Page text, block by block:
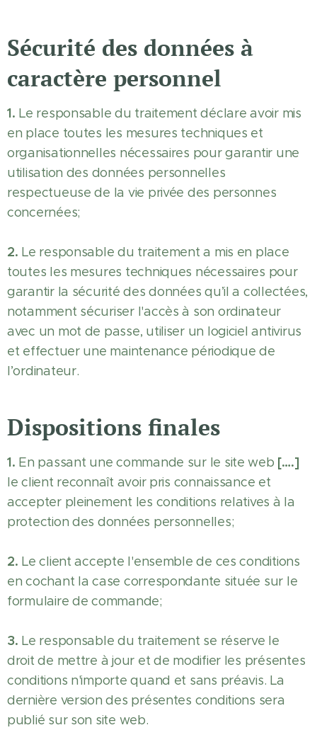
Sécurité des données à
caractère personnel
1. Le responsable du traitement déclare avoir mis
en place toutes les mesures techniques et
organisationnelles nécessaires pour garantir une
utilisation des données personnelles
respectueuse de la vie privée des personnes
concernées;
2. Le responsable du traitement a mis en place
toutes les mesures techniques nécessaires pour
garantir la sécurité des données qu’il a collectées,
notamment sécuriser l'accès à son ordinateur
avec un mot de passe, utiliser un logiciel antivirus
et effectuer une maintenance périodique de
l’ordinateur.
Dispositions finales
1. En passant une commande sur le site web [….]
le client reconnaît avoir pris connaissance et
accepter pleinement les conditions relatives à la
protection des données personnelles;
2. Le client accepte l'ensemble de ces conditions
en cochant la case correspondante située sur le
formulaire de commande;
3. Le responsable du traitement se réserve le
droit de mettre à jour et de modifier les présentes
conditions n'importe quand et sans préavis. La
dernière version des présentes conditions sera
publié sur son site web.